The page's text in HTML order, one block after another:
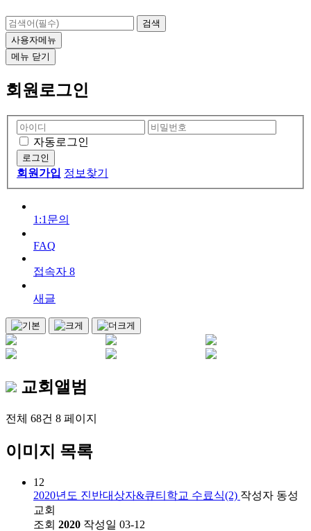
검색
사용자메뉴
메뉴 닫기
회원로그인
자동로그인
회원가입 정보찾기
1:1문의
FAQ
접속자 8
새글
교회앨범
전체 68건 8 페이지
이미지 목록
12
2020년도 진반대상자&큐티학교 수료식(2) 작성자 동성
교회
조회 2020 작성일 03-12